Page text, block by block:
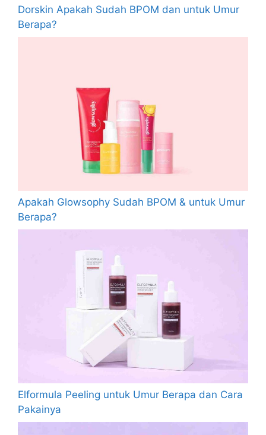
Dorskin Apakah Sudah BPOM dan untuk Umur
Berapa?
Apakah Glowsophy Sudah BPOM & untuk Umur
Berapa?
Elformula Peeling untuk Umur Berapa dan Cara
Pakainya